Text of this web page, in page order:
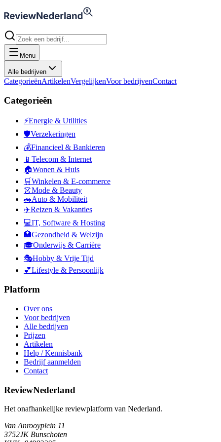
Menu
Alle bedrijven
CategorieënArtikelenVergelijkenVoor bedrijvenContact
Categorieën
⚡Energie & Utilities
🛡️Verzekeringen
💰Financieel & Bankieren
📱 Telecom & Internet
🏠Wonen & Huis
🛒Winkelen & E-commerce
👗Mode & Beauty
🚗Auto & Mobiliteit
✈️Reizen & Vakanties
💻IT, Software & Hosting
🏥Gezondheid & Welzijn
🎓Onderwijs & Carrière
🎭Hobby & Vrije Tijd
💕Lifestyle & Persoonlijk
Platform
Over ons
Voor bedrijven
Alle bedrijven
Prijzen
Artikelen
Help / Kennisbank
Bedrijf aanmelden
Contact
ReviewNederland
Het onafhankelijke reviewplatform van Nederland.
Van Anrooyplein 11
3752JK Bunschoten